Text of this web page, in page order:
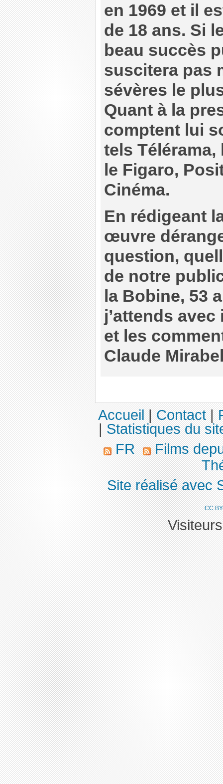
en 1969 et il
de 18 ans. Si
beau succès
suscitera pas
sévères le
Quant à la
comptent lui
tels Télérama,
le Figaro,
Cinéma.
En rédigeant
œuvre
question,
de notre
la Bobine, 53
j’attends
et les
Claude
Accueil|Contact|
|Statistiques du
FR
Films
Site réalisé avec
CC